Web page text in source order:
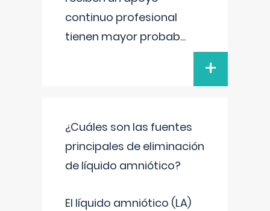
continuo profesional
tienen mayor probab...
+
¿Cuáles son las fuentes
principales de eliminación
de líquido amniótico?
El líquido amniótico (LA)